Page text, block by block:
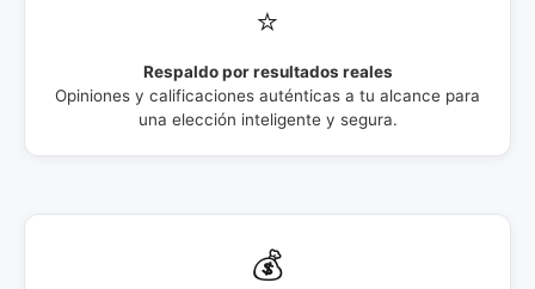
⭐
Respaldo por resultados reales
Opiniones y calificaciones auténticas a tu alcance para
una elección inteligente y segura.
💰